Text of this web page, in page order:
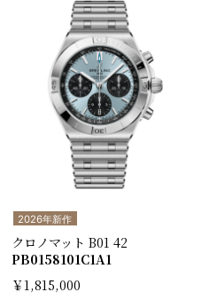
2026年新作
クロノマット B01 42
PB0158101C1A1
￥1,815,000